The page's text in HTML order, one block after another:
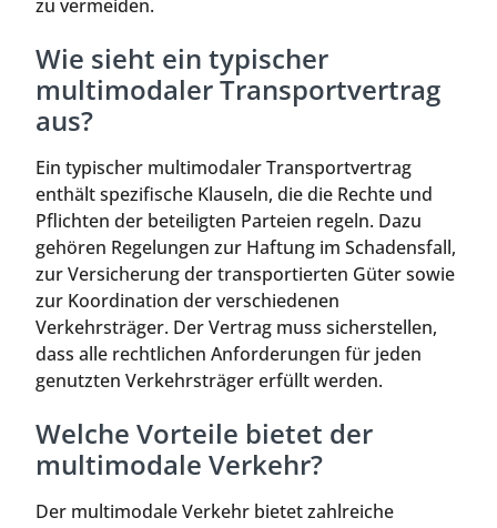
zu vermeiden.
Wie sieht ein typischer
multimodaler Transportvertrag
aus?
Ein typischer multimodaler Transportvertrag
enthält spezifische Klauseln, die die Rechte und
Pflichten der beteiligten Parteien regeln. Dazu
gehören Regelungen zur Haftung im Schadensfall,
zur Versicherung der transportierten Güter sowie
zur Koordination der verschiedenen
Verkehrsträger. Der Vertrag muss sicherstellen,
dass alle rechtlichen Anforderungen für jeden
genutzten Verkehrsträger erfüllt werden.
Welche Vorteile bietet der
multimodale Verkehr?
Der multimodale Verkehr bietet zahlreiche